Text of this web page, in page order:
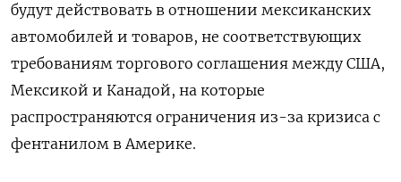
будут действовать в отношении мексиканских
автомобилей и товаров, не соответствующих
требованиям торгового соглашения между США,
Мексикой и Канадой, на которые
распространяются ограничения из-за кризиса с
фентанилом в Америке.